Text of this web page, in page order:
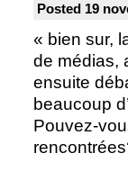
Posted 19
« bien sur,
de médias,
ensuite
beaucoup
Pouvez-